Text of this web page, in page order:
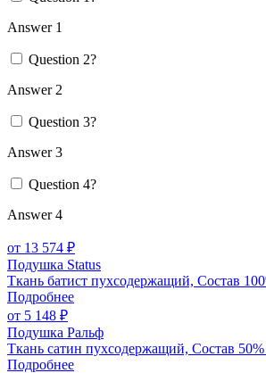
Answer 1
Question 2?
Answer 2
Question 3?
Answer 3
Question 4?
Answer 4
от 13 574 ₽
Подушка Status
Ткань батист пухсодержащий, Состав
Подробнее
от 5 148 ₽
Подушка Ральф
Ткань сатин пухсодержащий, Состав
Подробнее